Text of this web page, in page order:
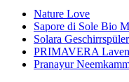
Nature Love
Sapore di Sole Bio
Solara
PRIMAVERA
Pranayur